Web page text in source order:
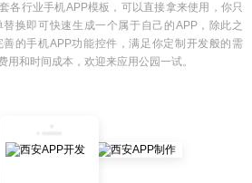
各行业手机APP模板，可以直接拿来使用，你只
换即可快速生成一个属于自己的APP，除此之
的手机APP功能控件，满足你定制开发般的需
和时间成本，欢迎来应用公园一试。